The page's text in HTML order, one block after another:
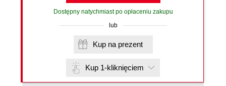
Dostępny natychmiast po opłaceniu zakupu
lub
Kup na prezent
Kup 1-kliknięciem